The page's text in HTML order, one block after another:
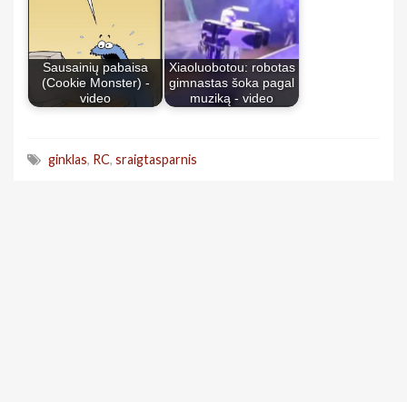
Sausainių pabaisa
(Cookie Monster) -
video
Xiaoluobotou: robotas
gimnastas šoka pagal
muziką - video
ginklas, RC, sraigtasparnis